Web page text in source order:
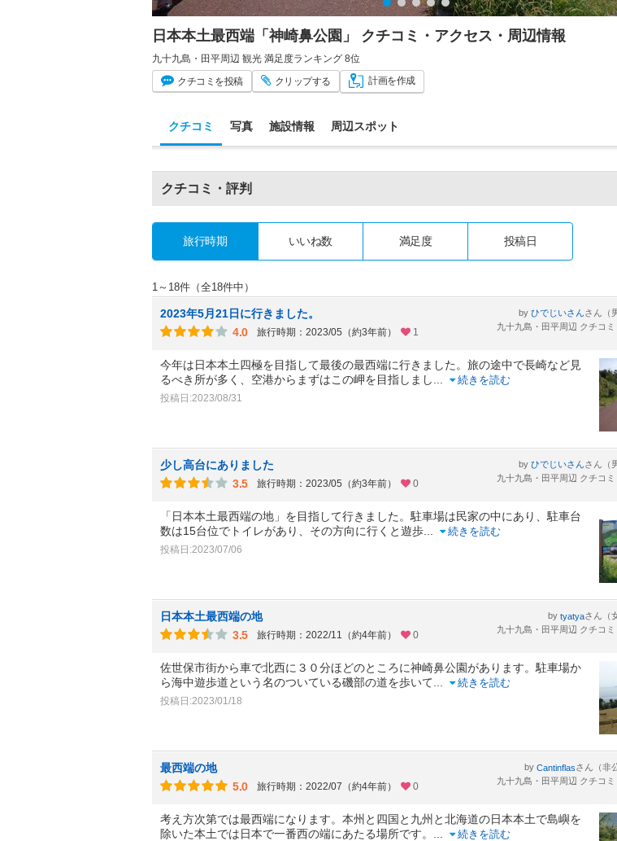
日本本土最西端「神崎鼻公園」 クチコミ・アクセス・周辺情報
九十九島・田平周辺 観光 満足度ランキング 8位
クチコミ を投稿 クリップする 計画を作成
クチコミ 写真 施設情報 周辺スポット
クチコミ・評判
旅行時期 いいね数 満足度 投稿日
1～18件（全18件中）
2023年5月21日に行きました。
4.0
旅行時期：2023/05（約3年前） 1
by ひでじいさんさん（
九十九島・田平周辺 クチコ
今年は日本本土四極を目指して最後の最西端に行きました。旅の途中で長崎など見
るべき所が多く、空港からまずはこの岬を目指しまし
続きを読む
投稿日:2023/08/31
少し高台にありました
3.5
旅行時期：2023/05（約3年前） 0
by ひでじいさんさん（
九十九島・田平周辺 クチコ
「日本本土最西端の地」を目指して行きました。駐車場は民家の中にあり、駐車台
数は15台位でトイレがあり、その方向に行くと遊歩
続きを読む
投稿日:2023/07/06
日本本土最西端の地
3.5
旅行時期：2022/11（約4年前） 0
by tyatyaさん（
九十九島・田平周辺 クチコ
佐世保市街から車で北西に３０分ほどのところに神崎鼻公園があります。駐車場か
ら海中遊歩道という名のついている磯部の道を歩いて
続きを読む
投稿日:2023/01/18
最西端の地
5.0
旅行時期：2022/07（約4年前） 0
by Cantinflasさん（非
九十九島・田平周辺 クチコ
考え方次第では最西端になります。本州と四国と九州と北海道の日本本土で島嶼を
除いた本土では日本で一番西の端にあたる場所です。
続きを読む